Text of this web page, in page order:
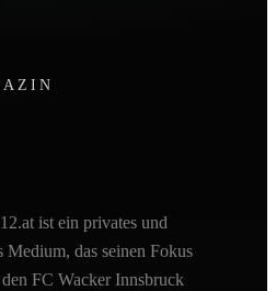
ist ein privates und
Medium, das seinen Fokus
FC Wacker Innsbruck